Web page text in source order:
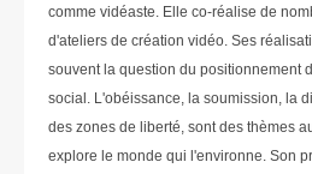
comme vidéaste. Elle co-réalise de
d'ateliers de création vidéo. Ses
souvent la question du positionnement
social. L'obéissance, la soumission, la
des zones de liberté, sont des thèmes
explore le monde qui l'environne. Son